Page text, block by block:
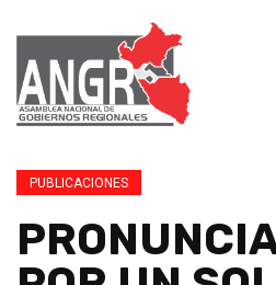
PUBLICACIONES